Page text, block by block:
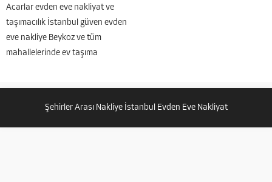
Acarlar evden eve nakliyat ve
taşımacılık İstanbul güven evden
eve nakliye Beykoz ve tüm
mahallelerinde ev taşıma
eve nakliyat hizmeti sunuyoruz.
Sizlerde ev iş...
Şehirler Arası Nakliye İstanbul Evden Eve Nakliyat